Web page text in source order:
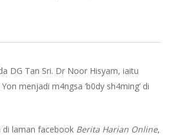
DG Tan Sri. Dr Noor Hisyam, iaitu
menjadi m4ngsa ‘b0dy sh4ming’ di
di laman facebook Berita Harian Online,